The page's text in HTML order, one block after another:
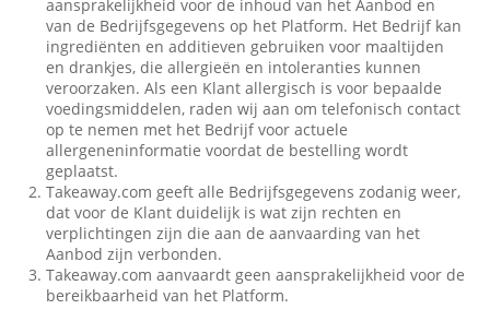
aansprakelijkheid voor de inhoud van het Aanbod en
van de Bedrijfsgegevens op het Platform. Het Bedrijf kan
ingrediënten en additieven gebruiken voor maaltijden
en drankjes, die allergieën en intoleranties kunnen
veroorzaken. Als een Klant allergisch is voor bepaalde
voedingsmiddelen, raden wij aan om telefonisch contact
op te nemen met het Bedrijf voor actuele
allergeneninformatie voordat de bestelling wordt
geplaatst.
Takeaway.com geeft alle Bedrijfsgegevens zodanig weer,
dat voor de Klant duidelijk is wat zijn rechten en
verplichtingen zijn die aan de aanvaarding van het
Aanbod zijn verbonden.
Takeaway.com aanvaardt geen aansprakelijkheid voor de
bereikbaarheid van het Platform.